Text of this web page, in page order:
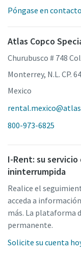
Póngase en
Atlas Copco
Churubusco # 748
Monterrey, N.L. CP.
Mexico
800-973-6825
I-Rent: su
ininterrumpida
Realice el
acceda a
más. La plataforma
permanente.
Solicite su cuenta